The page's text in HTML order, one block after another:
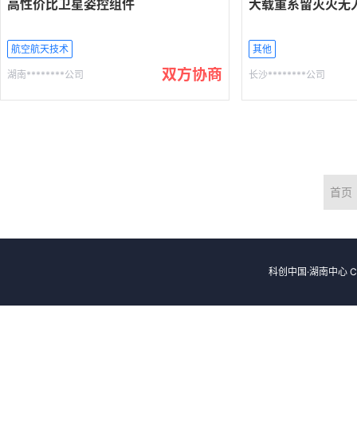
高性价比卫星姿控组件
航空航天技术
湖南********公司 双方协商
大载重系留灭火无
其他
长沙********公司
首页
科创中国·湖南中心